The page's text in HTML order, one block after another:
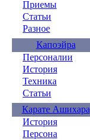
Приемы
Статьи
Разное
Капоэйра
Персоналии
История
Техника
Статьи
Карате Ашихара
История
Персона